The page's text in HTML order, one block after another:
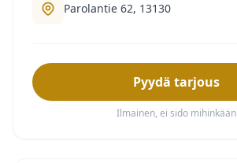
Parolantie 62, 13130
Pyydä tarjous
Ilmainen, ei sido mihinkään